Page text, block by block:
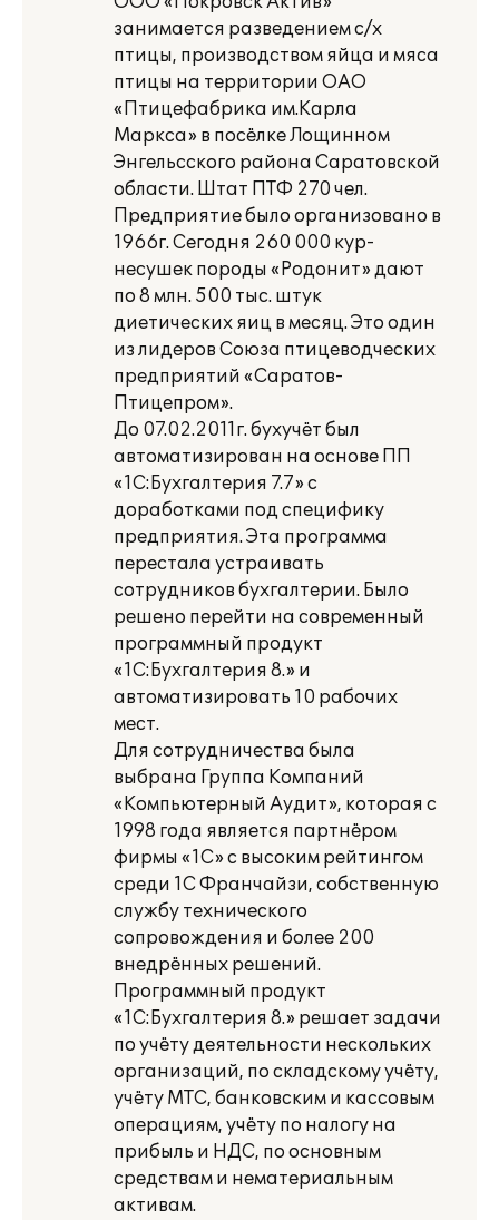
занимается разведением с/х
птицы, производством яйца и мяса
птицы на территории ОАО
«Птицефабрика им.Карла
Маркса» в посёлке Лощинном
Энгельсского района Саратовской
области. Штат ПТФ 270 чел.
Предприятие было организовано в
1966г. Сегодня 260 000 кур-
несушек породы «Родонит» дают
по 8 млн. 500 тыс. штук
диетических яиц в месяц. Это один
из лидеров Союза птицеводческих
предприятий «Саратов-
Птицепром».
До 07.02.2011г. бухучёт был
автоматизирован на основе ПП
«1С:Бухгалтерия 7.7» с
доработками под специфику
предприятия. Эта программа
перестала устраивать
сотрудников бухгалтерии. Было
решено перейти на современный
программный продукт
«1С:Бухгалтерия 8.» и
автоматизировать 10 рабочих
мест.
Для сотрудничества была
выбрана Группа Компаний
«Компьютерный Аудит», которая с
1998 года является партнёром
фирмы «1С» с высоким рейтингом
среди 1С Франчайзи, собственную
службу технического
сопровождения и более 200
внедрённых решений.
Программный продукт
«1С:Бухгалтерия 8.» решает задачи
по учёту деятельности нескольких
организаций, по складскому учёту,
учёту МТС, банковским и кассовым
операциям, учёту по налогу на
прибыль и НДС, по основным
средствам и нематериальным
активам.